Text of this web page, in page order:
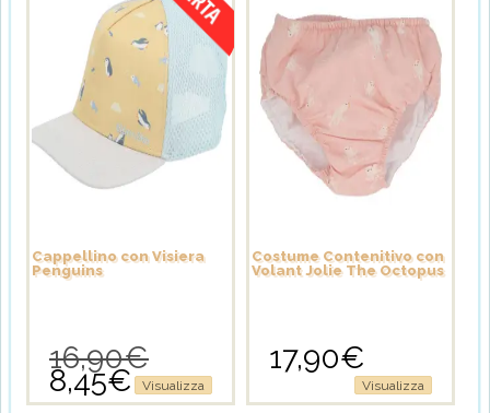
Cappellino con Visiera
Penguins
16,90€Il
prezzo
originale
8,45€Il
prezzo
Visualizza
Costume Contenitivo con
Volant Jolie The Octopus
17,90€
Visualizza
prodotto